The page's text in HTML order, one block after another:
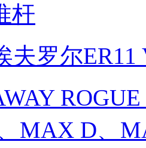
夫罗尔ER11